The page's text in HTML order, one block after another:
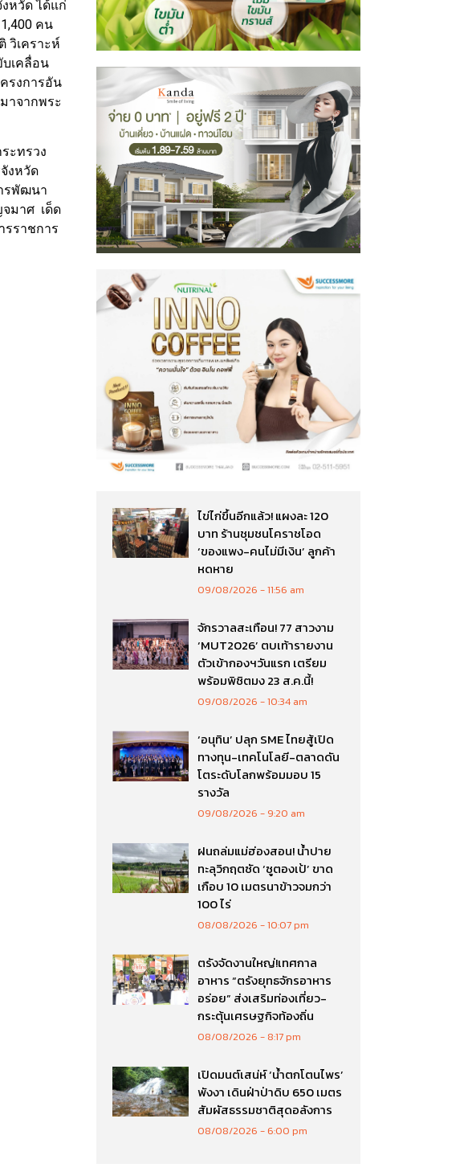
หวัด ได้แก่
คน
วิเคราะห์
เคลื่อน
รงการอัน
าจากพระ
ะทรวง
งหวัด
รพัฒนา
มาศ เด็ด
ราชการ
ไข่ไก่ขึ้นอีกแล้ว! แผงละ 120
บาท ร้านชุมชนโคราชโอด
‘ของแพง-คนไม่มีเงิน’ ลูกค้า
หดหาย
09/08/2026 11:56 am
จักรวาลสะเทือน! 77 สาวงาม
‘MUT2026’ ตบเท้ารายงาน
ตัวเข้ากองฯวันแรก เตรียม
พร้อมพิชิตมง 23 ส.ค.นี้!
09/08/2026 10:34 am
‘อนุทิน’ ปลุก SME ไทยสู้เปิด
ทางทุน-เทคโนโลยี-ตลาดดัน
โตระดับโลกพร้อมมอบ 15
รางวัล
09/08/2026 9:20 am
ฝนถล่มแม่ฮ่องสอน! น้ำปาย
ทะลุวิกฤตซัด ‘ซูตองเป้’ ขาด
เกือบ 10 เมตรนาข้าวจมกว่า
100 ไร่
08/08/2026 10:07 pm
ตรังจัดงานใหญ่!เทศกาล
อาหาร “ตรังยุทธจักรอาหาร
อร่อย” ส่งเสริมท่องเที่ยว-
กระตุ้นเศรษฐกิจท้องถิ่น
08/08/2026 8:17 pm
เปิดมนต์เสน่ห์ ‘น้ำตกโตนไพร’
พังงา เดินฝ่าป่าดิบ 650 เมตร
สัมผัสธรรมชาติสุดอลังการ
08/08/2026 6:00 pm